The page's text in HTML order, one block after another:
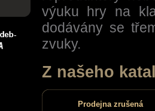
výuku hry na
dodávány se
zvuky.
Z našeho
Prodejna zrušená